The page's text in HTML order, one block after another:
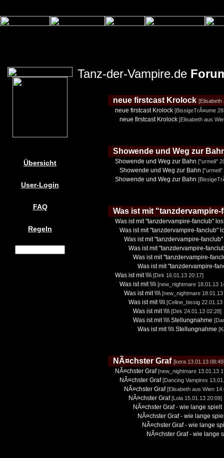
Übersicht
User-Login
FAQ
Regeln
Tanz-der-Vampire.de
neue firstcast Krolock [Elisabeth
neue firstcast Krolock [BissigeTrÃ¤ume
neue firstcast Krolock [Elisabeth aus
Showende und Weg zur
Showende und Weg zur Bahn ["urmeli"
Showende und Weg zur Bahn ["urmeli"
Showende und Weg zur Bahn
Was ist mit
Was ist mit "tanzdervampire-fanclub"
Was ist mit "tanzdervampire-fanclub"
Was ist mit "tanzdervampire-
Was ist mit "tanzdervampire-
Was ist mit "tanzdervampire-
Was ist mit "tanzdervampire-
Was ist mit \\\\ [Dirk 16.01.13 20:17]
Was ist mit \\\\ [new_nightmare 18.01.13
Was ist mit \\\\ [new_nightmare
Was ist mit \\\\ [Celine_bissig 22.01.13
Was ist mit \\\\ [Dirk 24.01.13 02:28]
Was ist mit \\\\ Stellungnahme
Was ist mit \\\\ Stellungnahme
NÃ¤chster Graf [kera 13.01.13
NÃ¤chster Graf [new_nightmare 13.01.13
NÃ¤chster Graf [Dancing Vampires
NÃ¤chster Graf [Elisabeth aus Wien
NÃ¤chster Graf [Lola 15.01.13 20:09]
NÃ¤chster Graf - wie lange
NÃ¤chster Graf - wie lange
NÃ¤chster Graf - wie lange
NÃ¤chster Graf - wie lange